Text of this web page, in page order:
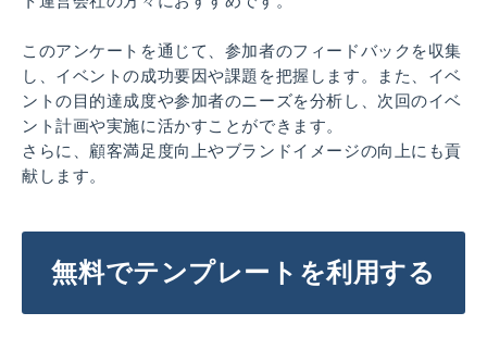
このアンケートを通じて、参加者のフィードバックを収集
し、イベントの成功要因や課題を把握します。また、イベ
ントの目的達成度や参加者のニーズを分析し、次回のイベ
ント計画や実施に活かすことができます。
さらに、顧客満足度向上やブランドイメージの向上にも貢
献します。
無料でテンプレートを利用する